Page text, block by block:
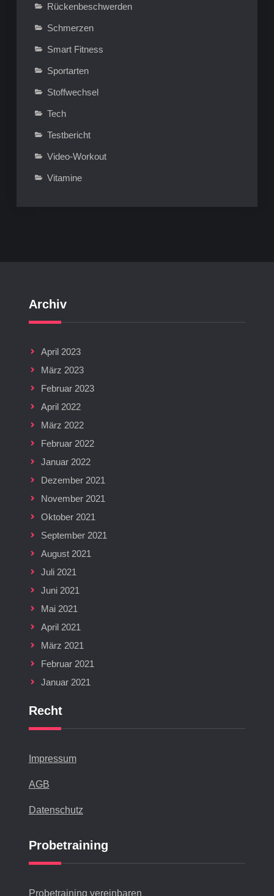
Rückenbeschwerden
Schmerzen
Smart Fitness
Sportarten
Stoffwechsel
Tech
Testbericht
Video-Workout
Vitamine
Archiv
April 2023
März 2023
Februar 2023
April 2022
März 2022
Februar 2022
Januar 2022
Dezember 2021
November 2021
Oktober 2021
September 2021
August 2021
Juli 2021
Juni 2021
Mai 2021
April 2021
März 2021
Februar 2021
Januar 2021
Recht
Impressum
AGB
Datenschutz
Probetraining
Probetraining vereinbaren